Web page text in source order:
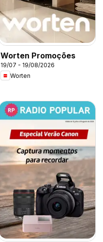
Worten Promoções
19/07 - 19/08/2026
Worten